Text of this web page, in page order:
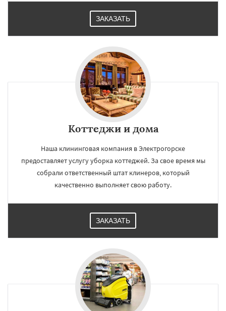
ЗАКАЗАТЬ
Коттеджи и дома
Наша клининговая компания в Электрогорске
предоставляет услугу уборка коттеджей. За свое время мы
собрали ответственный штат клинеров, который
качественно выполняет свою работу.
ЗАКАЗАТЬ